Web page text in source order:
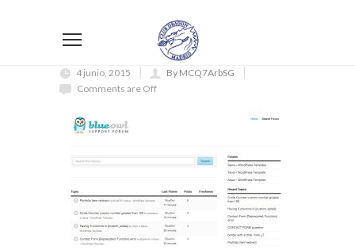
4 junio, 2015
By MCQ7ArbSG
Comments are Off